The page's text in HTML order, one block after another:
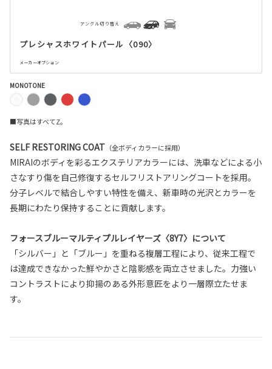
プレシャスホワイトパール〈090〉
メーカーオプション
アングル切り替え
MONOTONE
■写真はすべてZ。
SELF RESTORING COAT （全ボディカラーに採用）
MIRAIのボディを彩るエクステリアカラーには、洗車などによる小
さなすり傷を自己修復するセルフリストアリングコートを採用。
分子レベルで結合しやすい特性を備え、新車時の光沢とカラーを
長期にわたり保持することに貢献します。
フォースブルーマルティプルレイヤーズ〈8Y7〉について
「シルバー」と「ブルー」を重ねる複層工程により、従来工程で
は達成できなかった鮮やかさと陰影感を両立させました。力強い
コントラストにより抑揚のある外形意匠をより一層際立たせま
す。